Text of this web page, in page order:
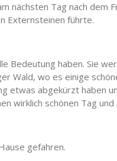
nächsten Tag nach dem
Externsteinen führte.
Bedeutung haben. Sie
Wald, wo es einige
etwas abgekürzt haben
wirklich schönen Tag und
gefahren.